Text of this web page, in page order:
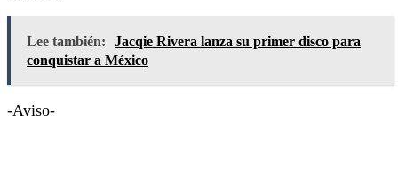
Lee también:
Jacqie Rivera lanza su primer disco para
conquistar a México
-Aviso-